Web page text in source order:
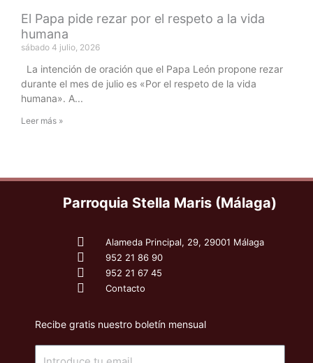
El Papa pide rezar por el respeto a la vida
humana
sábado 4 julio, 2026
La intención de oración que el Papa León propone rezar
durante el mes de julio es «Por el respeto de la vida
humana». A
Leer más »
Parroquia Stella Maris (Málaga)
Alameda Principal, 29, 29001 Málaga
952 21 86 90
952 21 67 45
Contacto
Recibe gratis nuestro boletín mensual